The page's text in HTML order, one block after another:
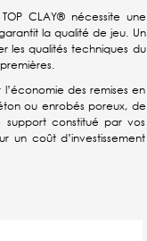
CLAY® nécessite une
la qualité de jeu. Un
les qualités techniques du
l’économie des remises en
ou enrobés poreux, de
support constitué par vos
un coût d’investissement